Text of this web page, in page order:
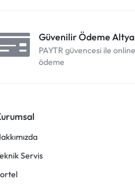
Güvenilir Ödeme
PAYTR güvencesi ile online
ödeme
Servis